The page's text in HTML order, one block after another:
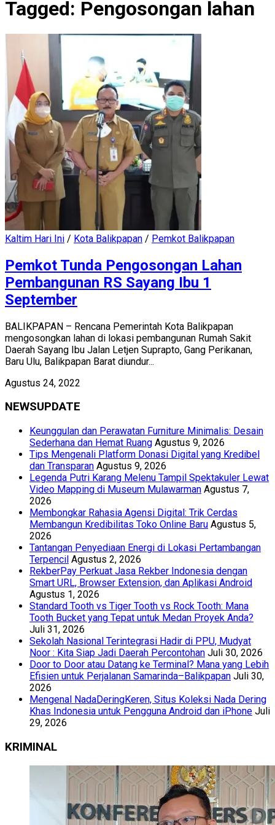
Tagged: Pengosongan lahan
Kaltim Hari Ini / Kota Balikpapan / Pemkot Balikpapan
Pemkot Tunda Pengosongan Lahan
Pembangunan RS Sayang Ibu 1
September
BALIKPAPAN – Rencana Pemerintah Kota Balikpapan
mengosongkan lahan di lokasi pembangunan Rumah Sakit
Daerah Sayang Ibu Jalan Letjen Suprapto, Gang Perikanan,
Baru Ulu, Balikpapan Barat diundur...
Agustus 24, 2022
NEWSUPDATE
Keunggulan dan Perawatan Furniture Minimalis: Desain
Sederhana dan Hemat Ruang Agustus 9, 2026
Tips Mengenali Platform Donasi Digital yang Kredibel
dan Transparan Agustus 9, 2026
Legenda Putri Karang Melenu Tampil Spektakuler Lewat
Video Mapping di Museum Mulawarman Agustus 7,
2026
Membongkar Rahasia Agensi Digital: Trik Cerdas
Membangun Kredibilitas Toko Online Baru Agustus 5,
2026
Tantangan Penyediaan Energi di Lokasi Pertambangan
Terpencil Agustus 2, 2026
RekberPay Perkuat Jasa Rekber Indonesia dengan
Smart URL, Browser Extension, dan Aplikasi Android
Agustus 1, 2026
Standard Tooth vs Tiger Tooth vs Rock Tooth: Mana
Tooth Bucket yang Tepat untuk Medan Proyek Anda?
Juli 31, 2026
Sekolah Nasional Terintegrasi Hadir di PPU, Mudyat
Noor : Kita Siap Jadi Daerah Percontohan Juli 30, 2026
Door to Door atau Datang ke Terminal? Mana yang Lebih
Efisien untuk Perjalanan Samarinda–Balikpapan Juli 30,
2026
Mengenal NadaDeringKeren, Situs Koleksi Nada Dering
Khas Indonesia untuk Pengguna Android dan iPhone Juli
29, 2026
KRIMINAL